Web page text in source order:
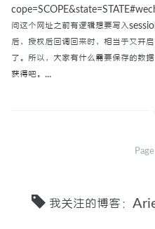
问这个网址之前有逻辑想要写入
后，授权后回调回来时，相当于又开
了。所以，大家有什么需要保存的数
获得吧。...
我关注的博客：